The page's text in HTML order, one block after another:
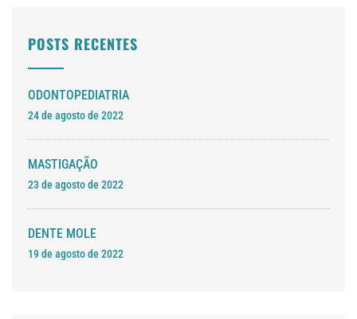
POSTS RECENTES
ODONTOPEDIATRIA
24 de agosto de 2022
MASTIGAÇÃO
23 de agosto de 2022
DENTE MOLE
19 de agosto de 2022